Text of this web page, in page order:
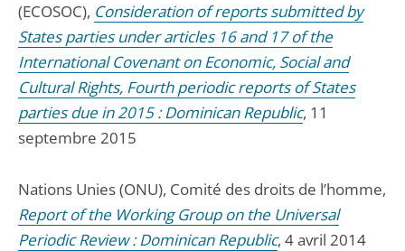
(ECOSOC), Consideration of reports submitted by
States parties under articles 16 and 17 of the
International Covenant on Economic, Social and
Cultural Rights, Fourth periodic reports of States
parties due in 2015 : Dominican Republic, 11
septembre 2015
Nations Unies (ONU), Comité des droits de l’homme,
Report of the Working Group on the Universal
Periodic Review : Dominican Republic, 4 avril 2014